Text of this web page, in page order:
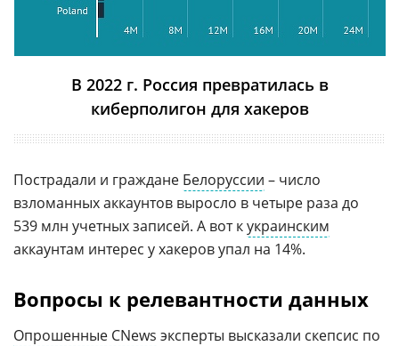
В 2022 г. Россия превратилась в
киберполигон для хакеров
Пострадали и граждане Белоруссии – число
взломанных аккаунтов выросло в четыре раза до
539 млн учетных записей. А вот кукраинским
аккаунтам интерес у хакеров упал на 14%.
Вопросы к релевантности данных
Опрошенные CNews эксперты высказали скепсис по